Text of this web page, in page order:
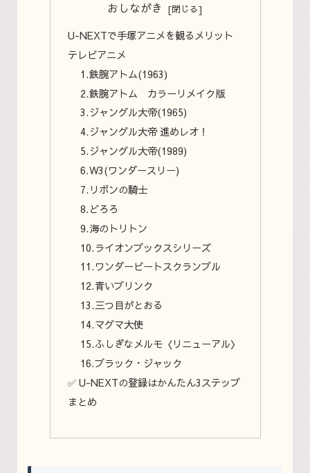
おしながき
U-NEXTで手塚アニメを観るメリット
テレビアニメ
1.鉄腕アトム(1963)
2.鉄腕アトム カラーリメイク版
3.ジャングル大帝(1965)
4.ジャングル大帝 進めレオ！
5.ジャングル大帝(1989)
6.W3(ワンダースリー)
7.リボンの騎士
8.どろろ
9.海のトリトン
10.ライオンブックスシリーズ
11.ワンダービートスクランブル
12.青いブリンク
13.三つ目がとおる
14.マグマ大使
15.ふしぎなメルモ〈リニューアル〉
16.ブラック・ジャック
✅ U-NEXTの登録はかんたん3ステップ
まとめ